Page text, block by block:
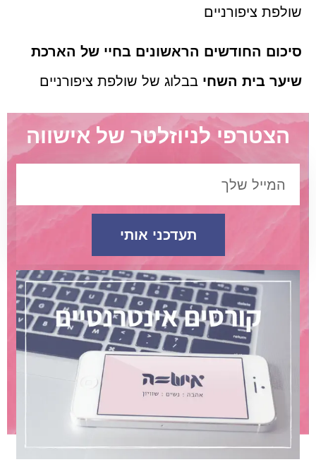
שולפת ציפורניים
סיכום החודשים הראשונים בחיי של הארכת
שיער בית השחי בבלוג של שולפת ציפורניים
הצטרפי לניוזלטר של אישווה
תעדכני אותי